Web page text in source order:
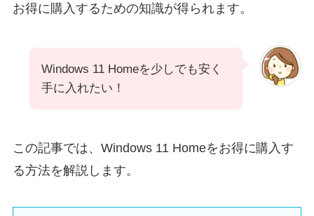
お得に購入するための知識が得られます。
Windows 11 Homeを少しでも安く
手に入れたい！
この記事では、Windows 11 Homeをお得に購入す
る方法を解説します。